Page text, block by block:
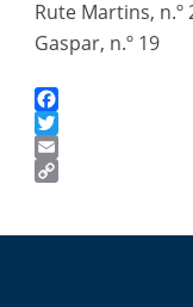
Rute Martins, n.º
Gaspar, n.º 19
Facebook
Twitter
Email